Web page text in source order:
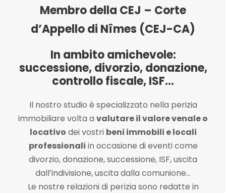
Membro della CEJ – Corte
d’Appello di Nîmes (CEJ-CA)
In ambito amichevole:
successione, divorzio, donazione,
controllo fiscale, ISF…
Il nostro studio è specializzato nella perizia
immobiliare volta a valutare il valore venale o
locativo dei vostri beni immobili e locali
professionali in occasione di eventi come
divorzio, donazione, successione, ISF, uscita
dall’indivisione, uscita dalla comunione…
Le nostre relazioni di perizia sono redatte in